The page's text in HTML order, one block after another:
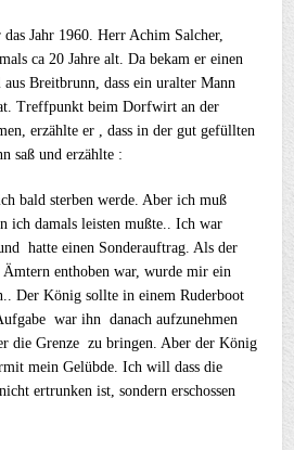
das Jahr 1960. Herr Achim Salcher,
ca 20 Jahre alt. Da bekam er einen
Breitbrunn, dass ein uralter Mann
Treffpunkt beim Dorfwirt an der
erzählte er , dass in der gut gefüllten
saß und erzählte :
bald sterben werde. Aber ich muß
ich damals leisten mußte.. Ich war
hatte einen Sonderauftrag. Als der
enthoben war, wurde mir ein
Der König sollte in einem Ruderboot
war ihn danach aufzunehmen
die Grenze zu bringen. Aber der König
mein Gelübde. Ich will dass die
ertrunken ist, sondern erschossen